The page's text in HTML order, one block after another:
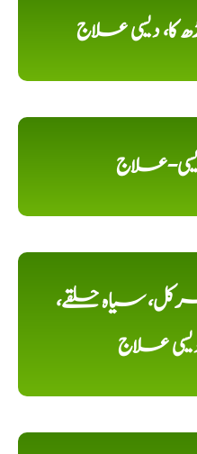
دیسی علاج
علاج
سیاہ حلقے،
علاج